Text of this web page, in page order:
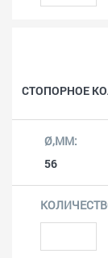
СТОПОРНОЕ
56